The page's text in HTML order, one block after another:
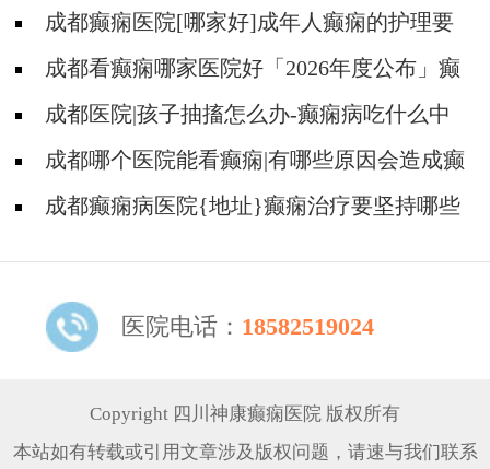
成都癫痫医院[哪家好]成年人癫痫的护理要
做到哪些?
成都看癫痫哪家医院好「2026年度公布」癫
痫是遗传的吗?
成都医院|孩子抽搐怎么办-癫痫病吃什么中
药?成都哪个医院能看癫痫|有哪些原因会造成癫
痫?成都癫痫病医院{地址}癫痫治疗要坚持哪些
医院电话： 18582519024
Copyright 四川神康癫痫医院 版权所有
本站如有转载或引用文章涉及版权问题，请速与我们联系